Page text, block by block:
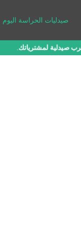
صيدليات الحراسة اليوم
صيدلية لمشترياتك.